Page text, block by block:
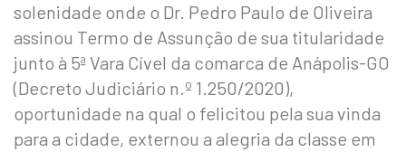
solenidade onde o Dr. Pedro Paulo de Oliveira
assinou Termo de Assunção de sua titularidade
junto à 5ª Vara Cível da comarca de Anápolis-GO
(Decreto Judiciário n.º 1.250/2020),
oportunidade na qual o felicitou pela sua vinda
para a cidade, externou a alegria da classe em